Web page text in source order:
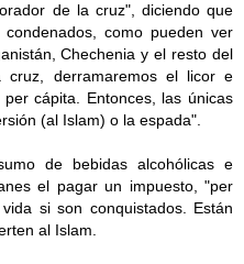
de la cruz", diciendo que
como pueden ver
Chechenia y el resto del
cruz, derramaremos el licor e
cápita. Entonces, las únicas
(al Islam) o la espada".
de bebidas alcohólicas e
el pagar un impuesto, "per
si son conquistados. Están
al Islam.